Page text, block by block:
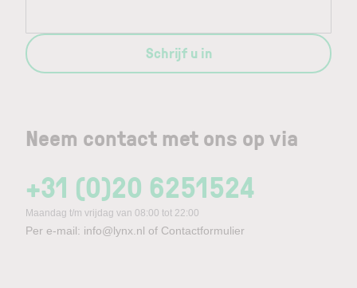
Neem contact met ons op via
+31 (0)20 6251524
Maandag t/m vrijdag van 08:00 tot 22:00
Per e-mail: info@lynx.nl of Contactformulier
Schrijf u in